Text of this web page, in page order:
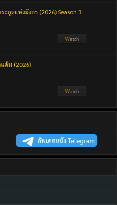
ะกูลแห่งมังกร (2026) Season 3
แค้น (2026)
อัพเดตหนัง Telegram